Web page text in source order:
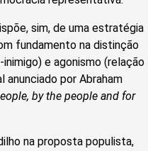
sim, de uma estratégia
fundamento na distinção
inimigo) e agonismo (relação
anunciado por Abraham
by the people and for
na proposta populista,